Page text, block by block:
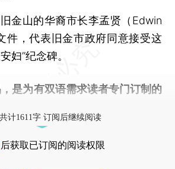
山的华裔市长李孟贤（Edwin
件，代表旧金市政府同意接受这
妇”纪念碑。
是为有双语需求读者专门订制的
计1611字 订阅后继续阅读
后获取已订阅的阅读权限